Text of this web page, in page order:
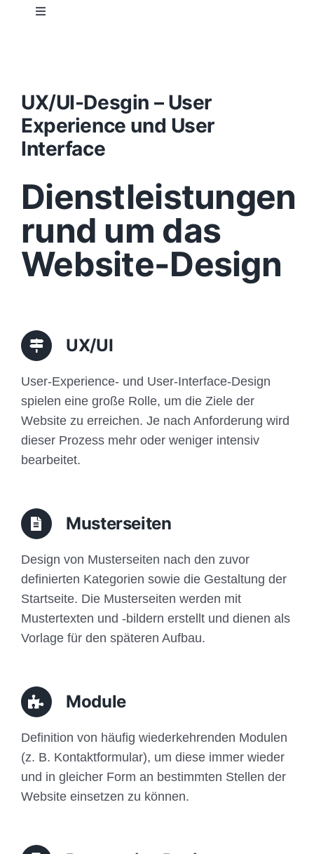
Toggle
Konzept
Design
Content
Funktionen
Aufbau
UX/UI-Desgin – User
Experience und User
Interface
Dienstleistungen
rund um das
Website-Design
UX/UI
User-Experience- und User-Interface-Design
spielen eine große Rolle, um die Ziele der
Website zu erreichen. Je nach Anforderung wird
dieser Prozess mehr oder weniger intensiv
bearbeitet.
Musterseiten
Design von Musterseiten nach den zuvor
definierten Kategorien sowie die Gestaltung der
Startseite. Die Musterseiten werden mit
Mustertexten und -bildern erstellt und dienen als
Vorlage für den späteren Aufbau.
Module
Definition von häufig wiederkehrenden Modulen
(z. B. Kontaktformular), um diese immer wieder
und in gleicher Form an bestimmten Stellen der
Website einsetzen zu können.